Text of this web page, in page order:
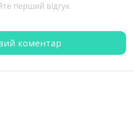
перший відгук
коментар